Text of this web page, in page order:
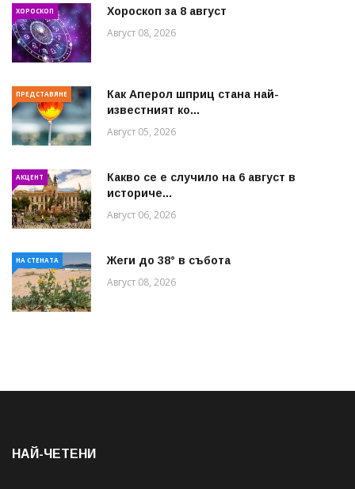
ХОРОСКОП Хороскоп за 8 август
Август 08, 2026
ПРЕДСТАВЯНЕ
Как Аперол шприц стана най-
известният ко...
Август 05, 2026
АКЦЕНТ
Какво се е случило на 6 август в
историче...
Август 06, 2026
НА СТЕНАТА Жеги до 38° в събота
Август 08, 2026
НАЙ-ЧЕТЕНИ